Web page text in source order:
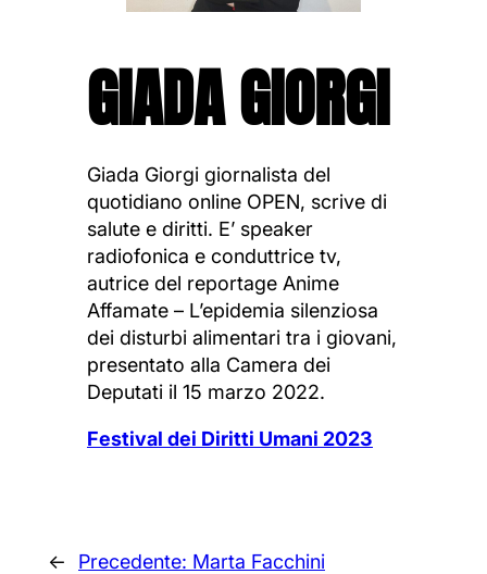
GIADA GIORGI
Giada Giorgi giornalista del
quotidiano online OPEN, scrive di
salute e diritti. E’ speaker
radiofonica e conduttrice tv,
autrice del reportage Anime
Affamate – L’epidemia silenziosa
dei disturbi alimentari tra i giovani,
presentato alla Camera dei
Deputati il 15 marzo 2022.
Festival dei Diritti Umani 2023
← Precedente: Marta Facchini